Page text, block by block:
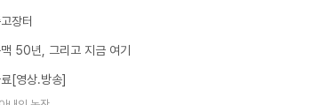
장터
50년, 그리고 지금 여기
[영상.방송]